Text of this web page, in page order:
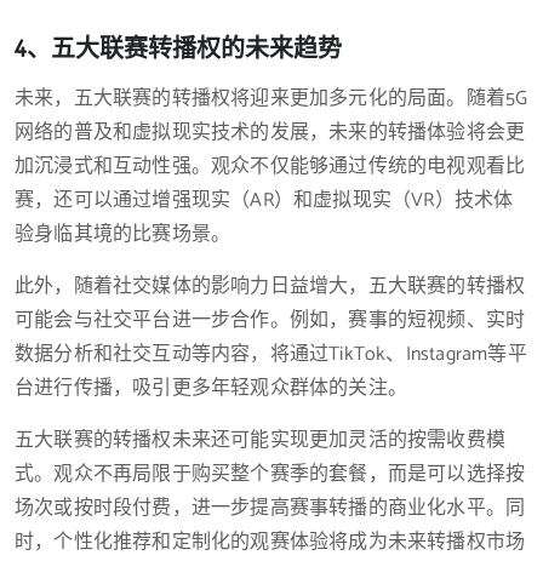
4、五大联赛转播权的未来趋势
未来，五大联赛的转播权将迎来更加多元化的局面。随着5G
网络的普及和虚拟现实技术的发展，未来的转播体验将会更
加沉浸式和互动性强。观众不仅能够通过传统的电视观看比
赛，还可以通过增强现实（AR）和虚拟现实（VR）技术体
验身临其境的比赛场景。
此外，随着社交媒体的影响力日益增大，五大联赛的转播权
可能会与社交平台进一步合作。例如，赛事的短视频、实时
数据分析和社交互动等内容，将通过TikTok、Instagram等平
台进行传播，吸引更多年轻观众群体的关注。
五大联赛的转播权未来还可能实现更加灵活的按需收费模
式。观众不再局限于购买整个赛季的套餐，而是可以选择按
场次或按时段付费，进一步提高赛事转播的商业化水平。同
时，个性化推荐和定制化的观赛体验将成为未来转播权市场